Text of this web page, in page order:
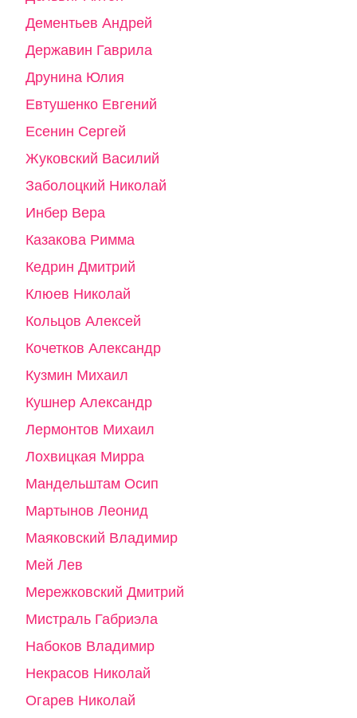
Дементьев Андрей
Державин Гаврила
Друнина Юлия
Евтушенко Евгений
Есенин Сергей
Жуковский Василий
Заболоцкий Николай
Инбер Вера
Казакова Римма
Кедрин Дмитрий
Клюев Николай
Кольцов Алексей
Кочетков Александр
Кузмин Михаил
Кушнер Александр
Лермонтов Михаил
Лохвицкая Мирра
Мандельштам Осип
Мартынов Леонид
Маяковский Владимир
Мей Лев
Мережковский Дмитрий
Мистраль Габриэла
Набоков Владимир
Некрасов Николай
Огарев Николай